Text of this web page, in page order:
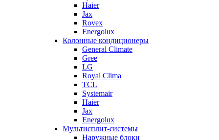
Haier
Jax
Rovex
Energolux
Колонные кондиционеры
General Climate
Gree
LG
Royal Clima
TCL
Systemair
Haier
Jax
Energolux
Мультисплит-системы
Наружные блоки